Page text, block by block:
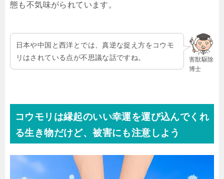
態も不気味がられています。
害獣駆除
博士
日本や中国と西洋とでは、真逆な捉え方をコウモ
リはされている点が不思議な話ですね。
コウモリは縁起のいい幸運を運び込んでくれ
る生き物だけど、被害にも注意しよう